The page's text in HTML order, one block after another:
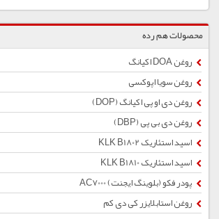
محصولات هم رده
روغن DOA اکیانگ
روغن سویا اپوکسی
روغن دی او پی اکیانگ (DOP)
روغن دی بی پی (DBP)
اسید استئاریک KLK B1802
اسید استئاریک KLK B1810
پودر فکو (بلوینگ ایجنت) AC7000
روغن استابلایزر کی دی کم